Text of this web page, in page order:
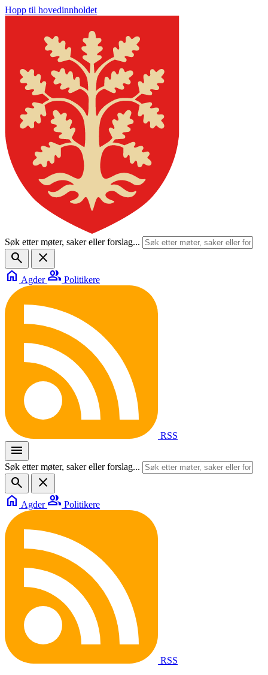
Hopp til hovedinnholdet
Søk etter møter, saker eller forslag...
search
close
home Agder group Politikere
RSS
menu
Søk etter møter, saker eller forslag...
search
close
home Agder group Politikere
RSS